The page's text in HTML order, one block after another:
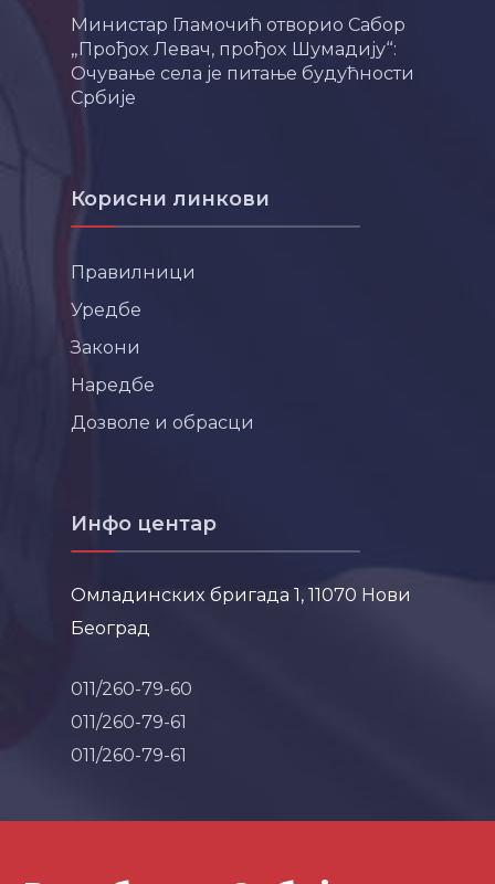
Министар Гламочић отворио Сабор
„Прођох Левач, прођох Шумадију“:
Очување села је питање будућности
Србије
Корисни линкови
Правилници
Уредбе
Закони
Наредбе
Дозволе и обрасци
Инфо центар
Омладинских бригада 1, 11070 Нови
Београд
011/260-79-60
011/260-79-61
011/260-79-61